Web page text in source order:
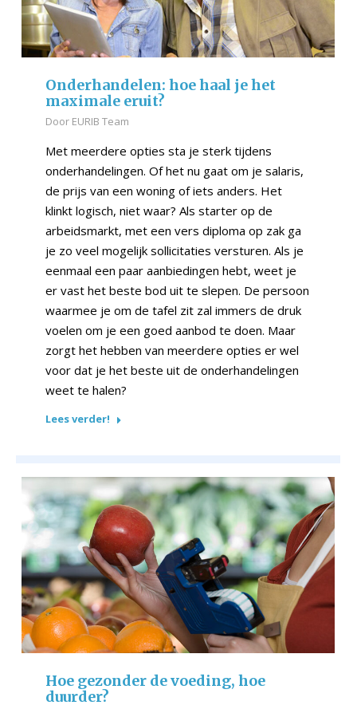
Onderhandelen: hoe haal je het
maximale eruit?
Door EURIB Team
Met meerdere opties sta je sterk tijdens
onderhandelingen. Of het nu gaat om je salaris,
de prijs van een woning of iets anders. Het
klinkt logisch, niet waar? Als starter op de
arbeidsmarkt, met een vers diploma op zak ga
je zo veel mogelijk sollicitaties versturen. Als je
eenmaal een paar aanbiedingen hebt, weet je
er vast het beste bod uit te slepen. De persoon
waarmee je om de tafel zit zal immers de druk
voelen om je een goed aanbod te doen. Maar
zorgt het hebben van meerdere opties er wel
voor dat je het beste uit de onderhandelingen
weet te halen?
Lees verder!
Hoe gezonder de voeding, hoe
duurder?